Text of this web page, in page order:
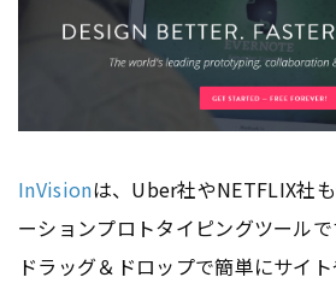
InVisionは、Uber社やNETFLIX社
ーションプロトタイピングツールで
ドラッグ＆ドロップで簡単にサイ